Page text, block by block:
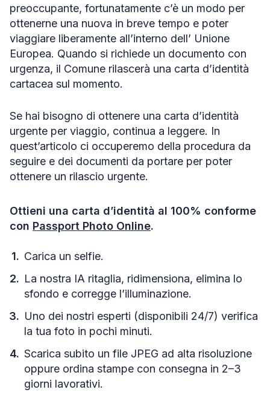
preoccupante, fortunatamente c’è un modo per
ottenerne una nuova in breve tempo e poter
viaggiare liberamente all’interno dell’ Unione
Europea. Quando si richiede un documento con
urgenza, il Comune rilascerà una carta d’identità
cartacea sul momento.
Se hai bisogno di ottenere una carta d’identità
urgente per viaggio, continua a leggere. In
quest’articolo ci occuperemo della procedura da
seguire e dei documenti da portare per poter
ottenere un rilascio urgente.
Ottieni una carta d’identità al 100% conforme
con Passport Photo Online.
Carica un selfie.
La nostra IA ritaglia, ridimensiona, elimina lo
sfondo e corregge l’illuminazione.
Uno dei nostri esperti (disponibili 24/7) verifica
la tua foto in pochi minuti.
Scarica subito un file JPEG ad alta risoluzione
oppure ordina stampe con consegna in 2–3
giorni lavorativi.